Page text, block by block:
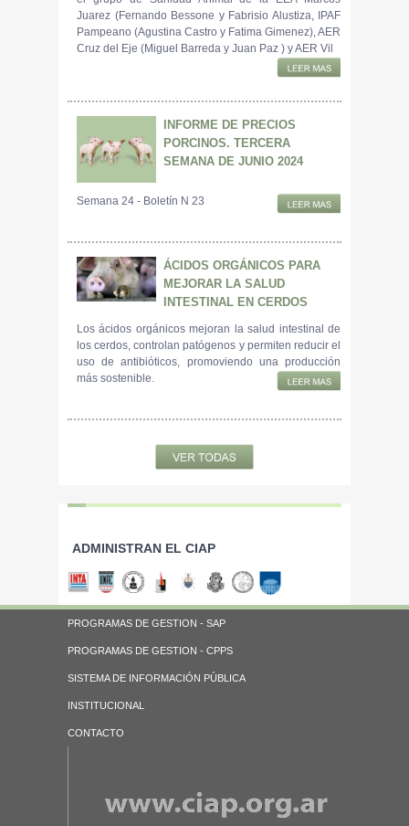
Juarez (Fernando Bessone y Fabrisio Alustiza, IPAF
Pampeano (Agustina Castro y Fatima Gimenez), AER
Cruz del Eje (Miguel Barreda y Juan Paz ) y AER Vil
INFORME DE PRECIOS
PORCINOS. TERCERA
SEMANA DE JUNIO 2024
Semana 24 - Boletín N 23
ÁCIDOS ORGÁNICOS PARA
MEJORAR LA SALUD
INTESTINAL EN CERDOS
Los ácidos orgánicos mejoran la salud intestinal de
los cerdos, controlan patógenos y permiten reducir el
uso de antibióticos, promoviendo una producción
más sostenible.
ADMINISTRAN EL CIAP
PROGRAMAS DE GESTION - SAP
PROGRAMAS DE GESTION - CPPS
SISTEMA DE INFORMACIÓN PÚBLICA
INSTITUCIONAL
CONTACTO